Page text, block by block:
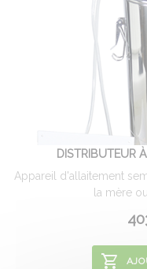
DISTRIBUTEUR
Appareil d'allaitement
la mère